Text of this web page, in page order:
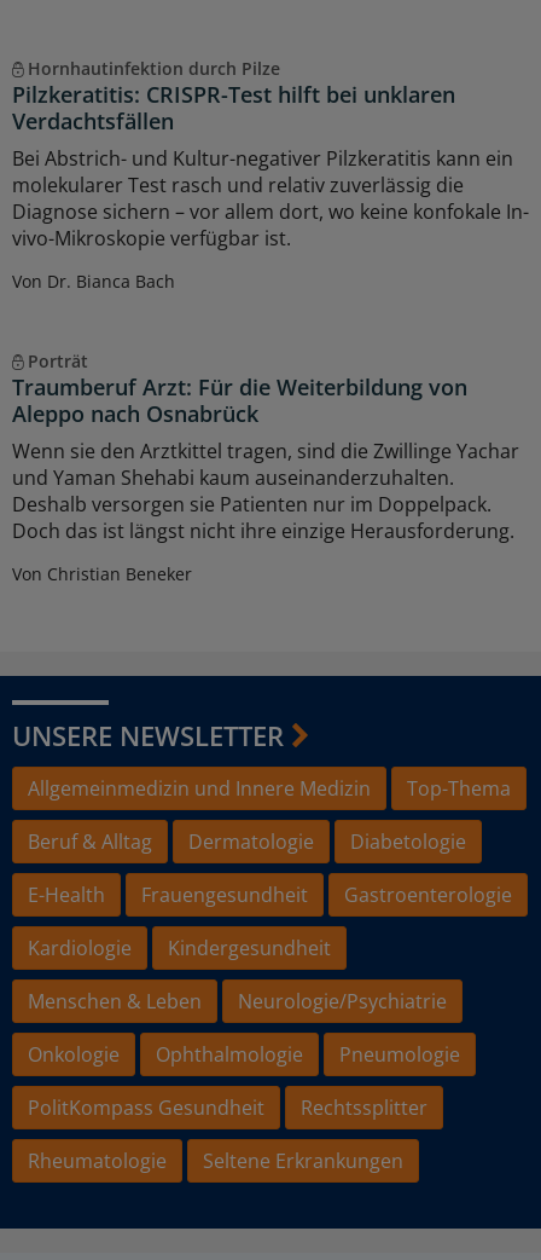
Hornhautinfektion durch Pilze
Pilzkeratitis: CRISPR-Test hilft bei unklaren
Verdachtsfällen
Bei Abstrich- und Kultur-negativer Pilzkeratitis kann ein
molekularer Test rasch und relativ zuverlässig die
Diagnose sichern – vor allem dort, wo keine konfokale In-
vivo-Mikroskopie verfügbar ist.
Von Dr. Bianca Bach
Porträt
Traumberuf Arzt: Für die Weiterbildung von
Aleppo nach Osnabrück
Wenn sie den Arztkittel tragen, sind die Zwillinge Yachar
und Yaman Shehabi kaum auseinanderzuhalten.
Deshalb versorgen sie Patienten nur im Doppelpack.
Doch das ist längst nicht ihre einzige Herausforderung.
Von Christian Beneker
UNSERE NEWSLETTER
Allgemeinmedizin und Innere Medizin
Top-Thema
Beruf & Alltag
Dermatologie
Diabetologie
E-Health
Frauengesundheit
Gastroenterologie
Kardiologie
Kindergesundheit
Menschen & Leben
Neurologie/Psychiatrie
Onkologie
Ophthalmologie
Pneumologie
PolitKompass Gesundheit
Rechtssplitter
Rheumatologie
Seltene Erkrankungen